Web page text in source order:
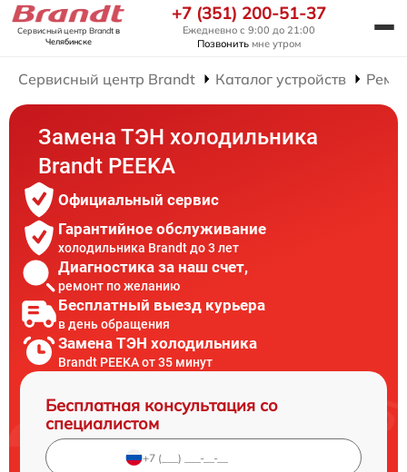
Сервисный центр Brandtв
Челябинске
+7 (351) 200-51-37
Ежедневно с 9:00 до 21:00
Позвонить мне утром
Сервисный центр Brandt Каталог устройств
Замена ТЭН холодильника
Brandt PEEKA
Официальный сервис
Гарантийное обслуживание
холодильника Brandt до 3 лет
Диагностика за наш счет,
ремонт по желанию
Бесплатный выезд курьера
в день обращения
Замена ТЭН холодильника
Brandt PEEKA от 35 минут
Бесплатная консультация со
специалистом